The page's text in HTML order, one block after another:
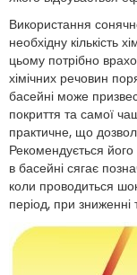
Використання
необхідну кількість
цьому потрібно
хімічних речовин
басейні може
покриття та самої
практичне, що
Рекомендується
в басейні сягає
коли проводиться
період, при